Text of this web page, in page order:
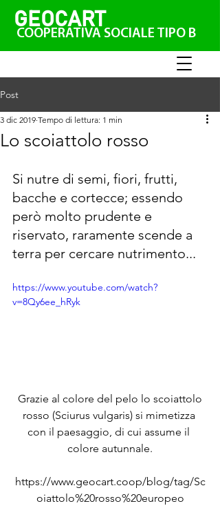
GEOCART
COOPERATIVA SOCIALE TIPO B
Post
Lo scoiattolo rosso
3 dic 2019 Tempo di lettura: 1 min
Si nutre di semi, fiori, frutti,
bacche e cortecce; essendo
però molto prudente e
riservato, raramente scende a
terra per cercare nutrimento...
https://www.youtube.com/watch?
v=8Qy6ee_hRyk
rosso (Sciurus vulgaris) si mimetizza
con il paesaggio, di cui assume il
colore autunnale.
https://www.geocart.coop/blog/tag/Sc
oiattolo%20rosso%20europeo